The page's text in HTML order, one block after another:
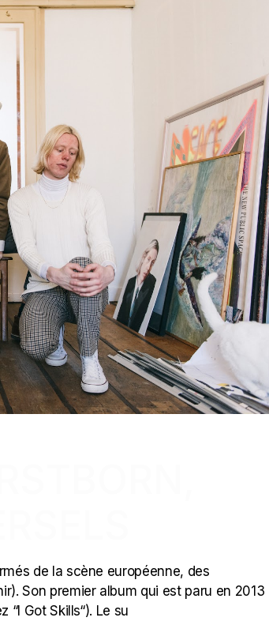
de la scène européenne, des
Son premier album qui est paru en 2013
Got Skills“). Le su